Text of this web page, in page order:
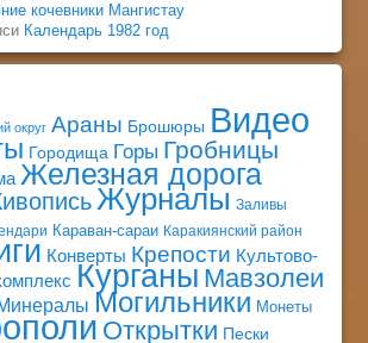
кочевники Мангистау
Календарь 1982 год
округ Араны Брошюры Видео
Городища Горы Гробницы
Железная дорога
Журналы Заливы
Караван-сараи Каракиянский район
Конверты Крепости Культово-
Курганы Мавзолеи
Могильники Монеты
Открытки Пески